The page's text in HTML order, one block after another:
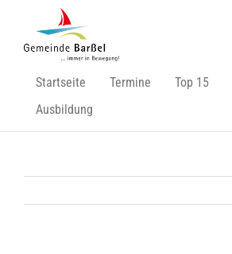
springen
Startseite Termine Top 15
Ausbildung